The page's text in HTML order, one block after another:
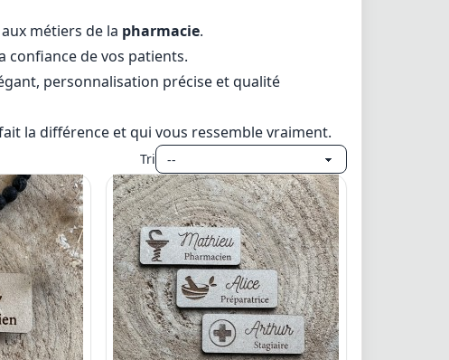
métiers de la pharmacie.
de vos patients.
personnalisation précise et qualité
la différence et qui vous ressemble vraiment.
Tri